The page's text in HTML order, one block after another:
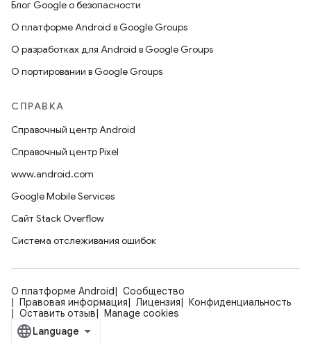
Блог Google о безопасности
О платформе Android в Google Groups
О разработках для Android в Google Groups
О портировании в Google Groups
СПРАВКА
Справочный центр Android
Справочный центр Pixel
www.android.com
Google Mobile Services
Сайт Stack Overflow
Система отслеживания ошибок
О платформе Android
Сообщество
Правовая информация
Лицензия
Конфиденциальность
Оставить отзыв
Manage cookies